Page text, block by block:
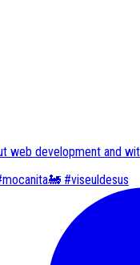
web development and
#viseuldesus